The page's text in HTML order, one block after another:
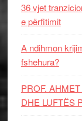
36 vjet
e përfitimit
A ndihmon
fshehura?
PROF.
DHE LUFTЁS